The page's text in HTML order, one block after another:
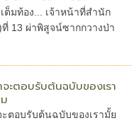
ต็มท้อง... เจ้าหน้าที่สำนัก
13 ผ่าพิสูจน์ซากกวางป่า
ะตอบรับต้นฉบับของเรา
ตอบรับต้นฉบับของเรามั้ย